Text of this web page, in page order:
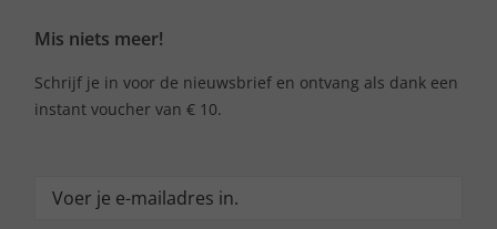
Mis niets meer!
Schrijf je in voor de nieuwsbrief en ontvang als dank een
instant voucher van € 10.